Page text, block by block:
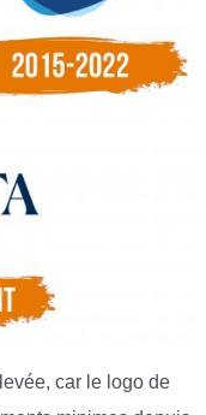
car le logo de